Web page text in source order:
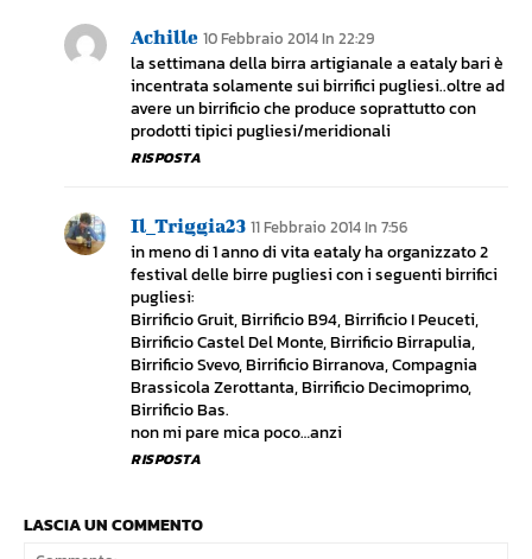
Achille 10 Febbraio 2014 In 22:29
la settimana della birra artigianale a eataly bari è
incentrata solamente sui birrifici pugliesi..oltre ad
avere un birrificio che produce soprattutto con
prodotti tipici pugliesi/meridionali
RISPOSTA
Il_Triggia23 11 Febbraio 2014 In 7:56
in meno di 1 anno di vita eataly ha organizzato 2
festival delle birre pugliesi con i seguenti birrifici
pugliesi:
Birrificio Gruit, Birrificio B94, Birrificio I Peuceti,
Birrificio Castel Del Monte, Birrificio Birrapulia,
Birrificio Svevo, Birrificio Birranova, Compagnia
Brassicola Zerottanta, Birrificio Decimoprimo,
Birrificio Bas.
non mi pare mica poco…anzi
RISPOSTA
LASCIA UN COMMENTO